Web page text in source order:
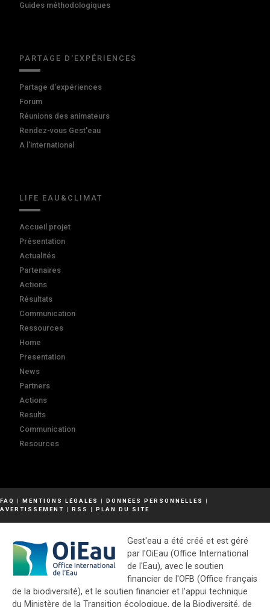
Guides méthodologiques
PARTAGE D'EXPÉRIENCES
Partage d'expériences
Forum
Réunions des animateurs
Rendez-vous Gest'eau
A l'international
LIFE EAU&CLIMAT
Accueil projet
Présentation
Actualités
Partenaires
Actions
Résultats
Communication
Ressources
Home
Presentation
News
Partners
Actions
Results
Communication
Resources
FAQ MENTIONS LÉGALES DONNÉES PERSONNELLES
AVERTISSEMENT
RSS PLAN DU SITE
Gest'eau a été créé et est géré
par l'OiEau (Office International
de l'Eau), avec le soutien
financier de l'OFB (Office français
de la biodiversité), et le soutien financier et l'appui technique
du Ministère de la Transition écologique, de la Biodiversité, de